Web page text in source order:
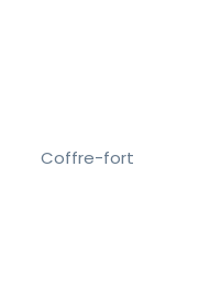
Coffre-fort